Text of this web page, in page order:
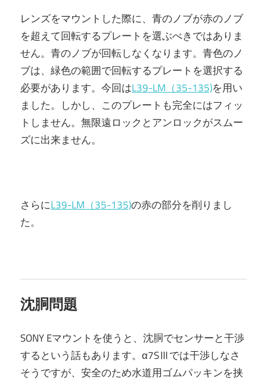
レンズをマウントした際に、青のノブが赤のノブ
を超えて回転するプレートを選ぶべきではありま
せん。青のノブが回転しなくなります。青色のノ
ブは、緑色の範囲で回転するプレートを選択する
必要があります。今回はL39-LM（35-135)を用い
ました。しかし、このプレートも完全にはフィッ
トしません。無限遠ロックとアンロックがスムー
ズに出来ません。
さらにL39-LM（35-135)の赤の部分を削りまし
た。
沈胴問題
SONY Eマウントを使うと、沈胴でセンサーと干渉
するという話もあります。α7SⅢでは干渉しなさ
そうですが、安全のため水道用ゴムパッキンを挟